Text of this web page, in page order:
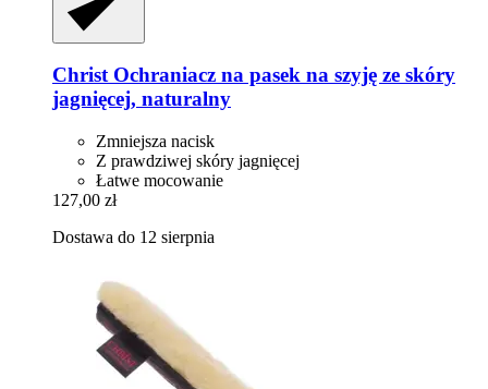
ChristOchraniacz na pasek na szyję ze skóry
jagnięcej, naturalny
Zmniejsza nacisk
Z prawdziwej skóry jagnięcej
Łatwe mocowanie
127,00 zł
Dostawa do 12 sierpnia